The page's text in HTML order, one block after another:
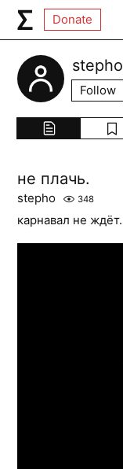
Donate
stepho
Follow
не плачь.
stepho 348
карнавал не ждёт.